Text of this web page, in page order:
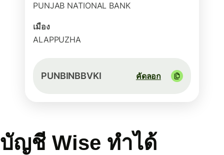
PUNJAB NATIONAL BANK
เมือง
ALAPPUZHA
PUNBINBBVKI คัดลอก
บัญชี Wise ทำได้